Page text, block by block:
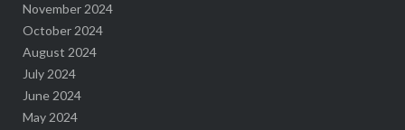
November 2024
October 2024
August 2024
July 2024
June 2024
May 2024